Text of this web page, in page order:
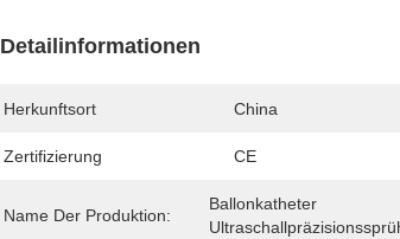
Detailinformationen
Herkunftsort China
Zertifizierung CE
Name Der Produktion:
Ballonkatheter